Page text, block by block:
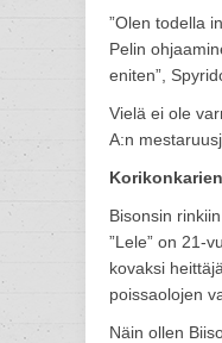
”Olen todella
Pelin
eniten”,
Vielä ei ole
A:n
Bisonsin
”Lele” on 21-
kovaksi
poissaolojen
Näin ollen